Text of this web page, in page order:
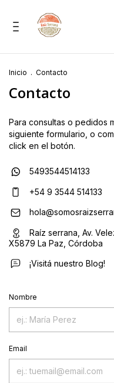
Inicio . Contacto
Contacto
Para consultas o pedidos
siguiente formulario, o
click en el botón.
5493544514133
+54 9 3544 514133
Raíz serrana, Av.
X5879 La Paz, Córdoba
¡Visitá nuestro Blog!
Nombre
Email